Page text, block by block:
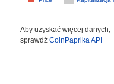
Aby uzyskać więcej danych,
sprawdź CoinPaprika API